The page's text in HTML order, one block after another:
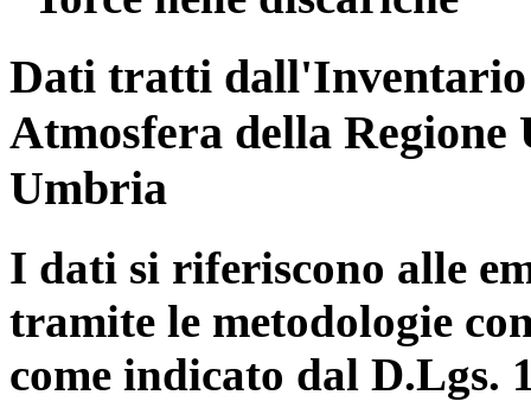
Dati tratti dall'Inventario
Atmosfera della
Umbria
I dati si riferiscono alle
tramite le metodologie
come indicato dal D.Lgs.